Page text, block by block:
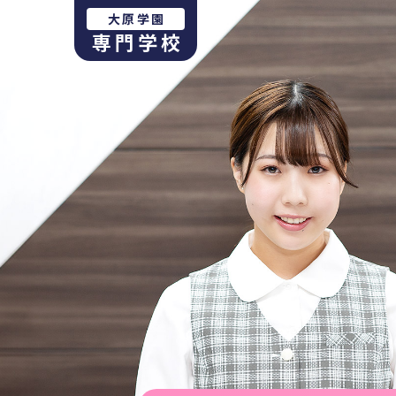
大原学園
専門学校